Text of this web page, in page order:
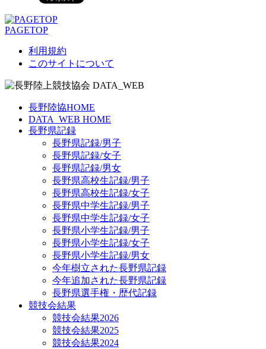
PAGETOP
利用規約
このサイトについて
長野陸協HOME
DATA_WEB HOME
長野県記録
長野県記録/男子
長野県記録/女子
長野県記録/男女
長野県高校生記録/男子
長野県高校生記録/女子
長野県中学生記録/男子
長野県中学生記録/女子
長野県小学生記録/男子
長野県小学生記録/女子
長野県小学生記録/男女
今年樹立された長野県記録
今年追加された長野県記録
長野県選手権・歴代記録
競技会結果
競技会結果2026
競技会結果2025
競技会結果2024